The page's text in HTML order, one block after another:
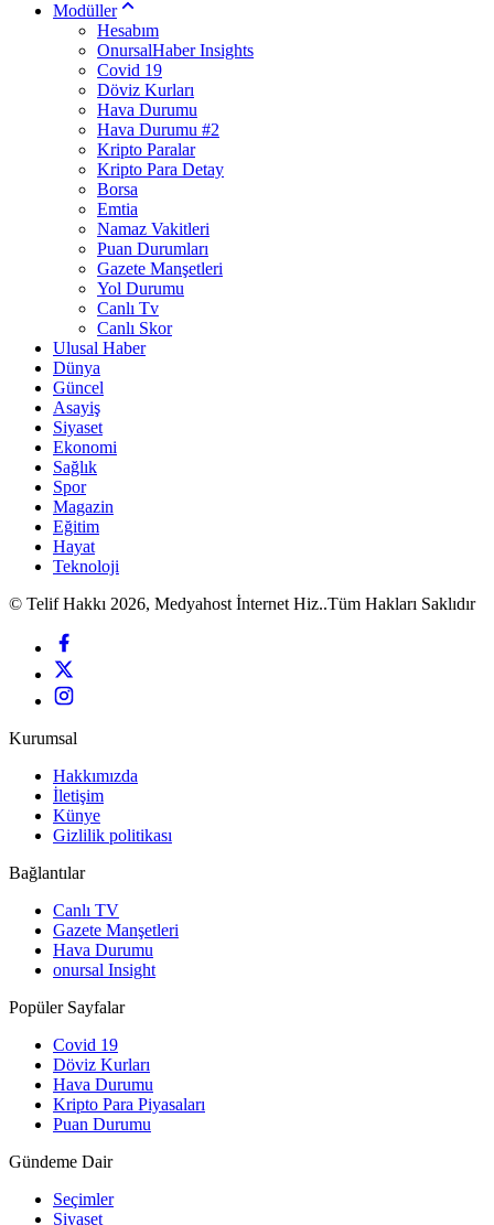
Modüller
Hesabım
OnursalHaber Insights
Covid 19
Döviz Kurları
Hava Durumu
Hava Durumu #2
Kripto Paralar
Kripto Para Detay
Borsa
Emtia
Namaz Vakitleri
Puan Durumları
Gazete Manşetleri
Yol Durumu
Canlı Tv
Canlı Skor
Ulusal Haber
Dünya
Güncel
Asayiş
Siyaset
Ekonomi
Sağlık
Spor
Magazin
Eğitim
Hayat
Teknoloji
© Telif Hakkı 2026, Medyahost İnternet Hiz..Tüm Hakları Saklıdır
Kurumsal
Hakkımızda
İletişim
Künye
Gizlilik politikası
Bağlantılar
Canlı TV
Gazete Manşetleri
Hava Durumu
onursal Insight
Popüler Sayfalar
Covid 19
Döviz Kurları
Hava Durumu
Kripto Para Piyasaları
Puan Durumu
Gündeme Dair
Seçimler
Siyaset